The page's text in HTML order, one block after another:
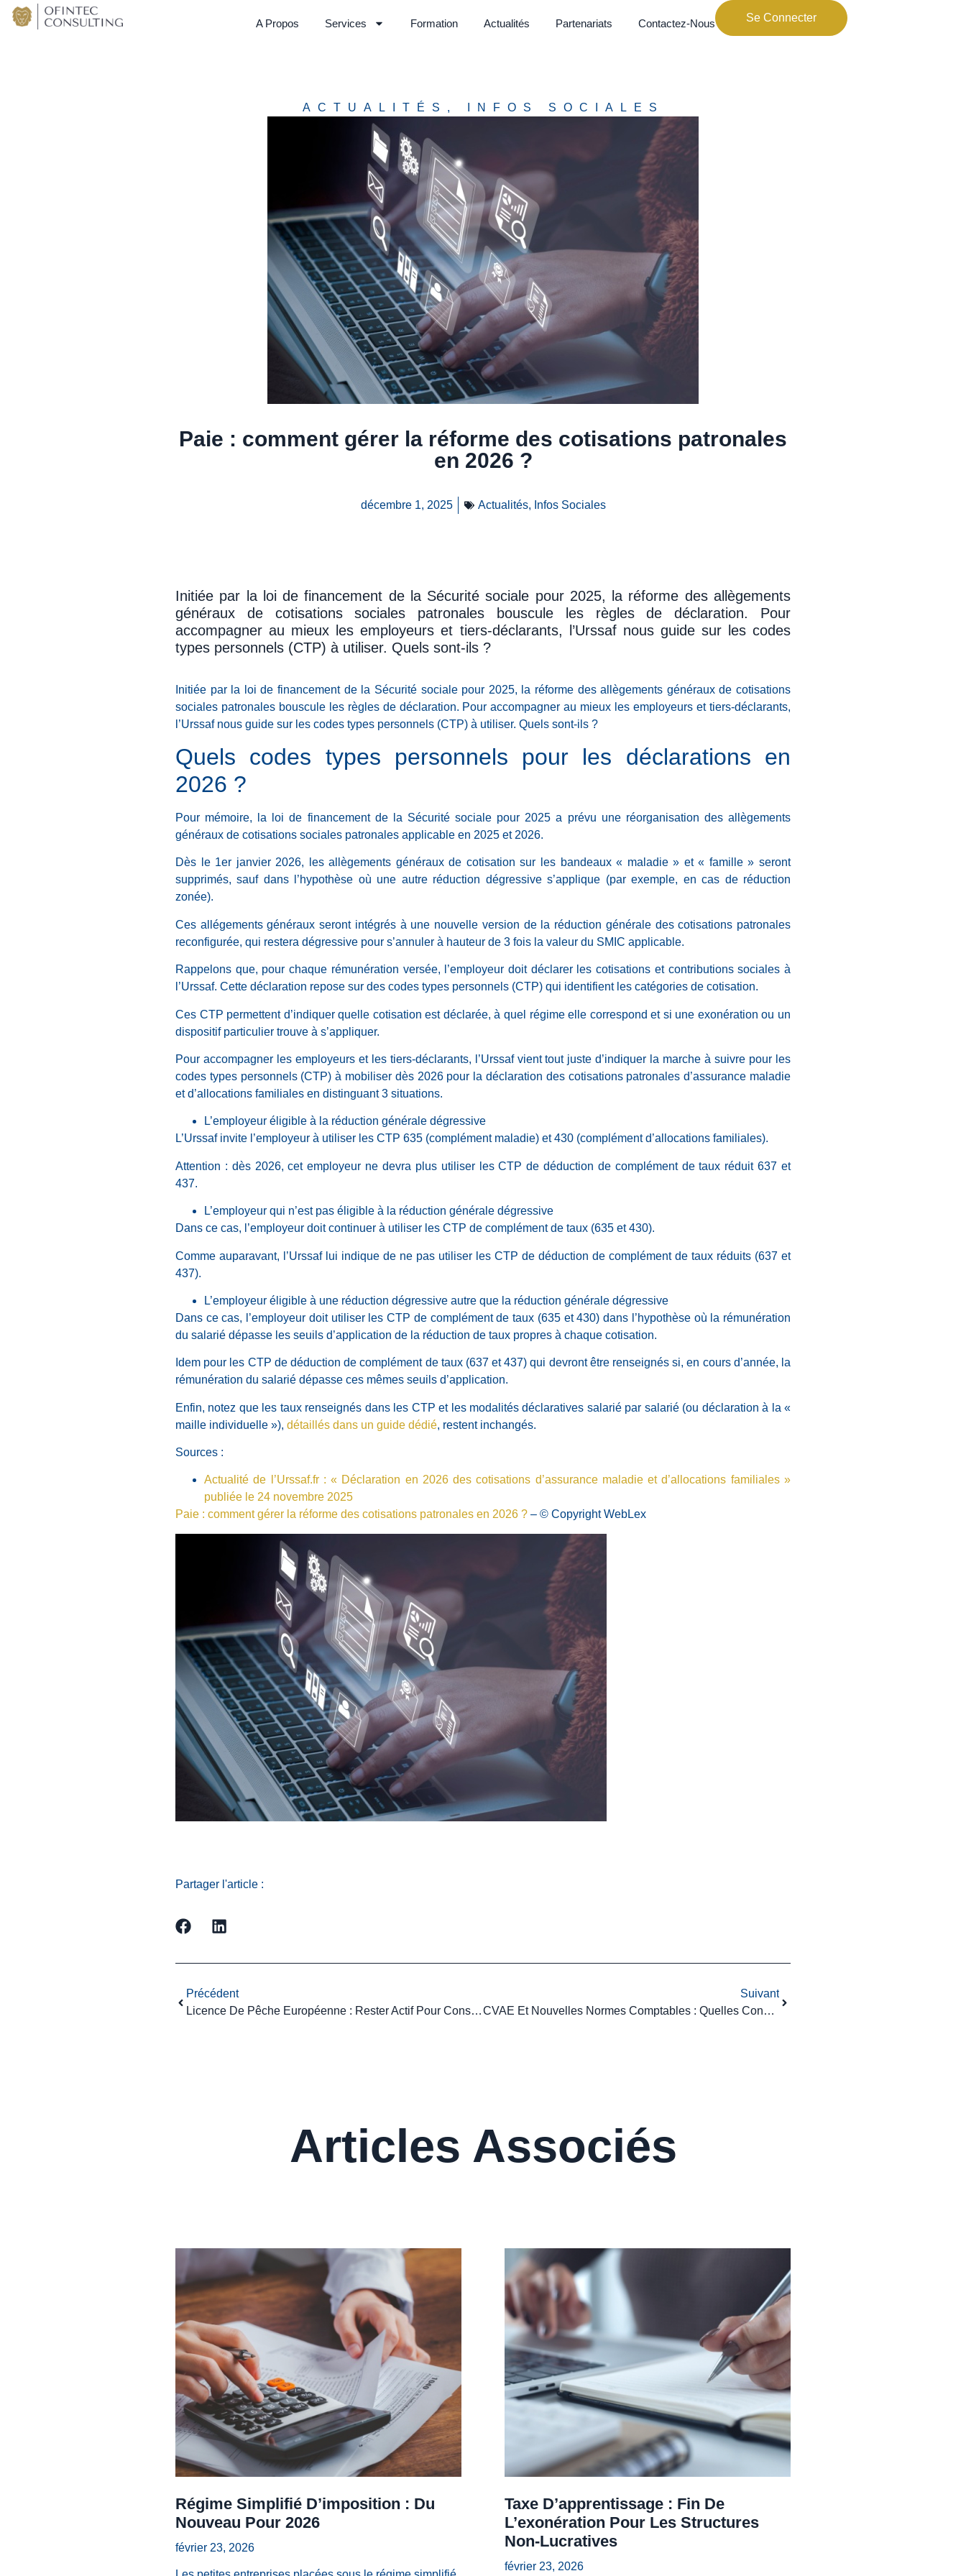
A Propos Services Formation Actualités Partenariats Contactez-Nous Se Connecter
ACTUALITÉS , INFOS SOCIALES
Paie : comment gérer la réforme des cotisations patronales
en 2026 ?
décembre 1, 2025 Actualités, Infos Sociales
Initiée par la loi de financement de la Sécurité sociale pour 2025, la réforme des allègements
généraux de cotisations sociales patronales bouscule les règles de déclaration. Pour
accompagner au mieux les employeurs et tiers-déclarants, l’Urssaf nous guide sur les codes
types personnels (CTP) à utiliser. Quels sont-ils ?
Initiée par la loi de financement de la Sécurité sociale pour 2025, la réforme des allègements généraux de cotisations
sociales patronales bouscule les règles de déclaration. Pour accompagner au mieux les employeurs et tiers-déclarants,
l’Urssaf nous guide sur les codes types personnels (CTP) à utiliser. Quels sont-ils ?
Quels codes types personnels pour les déclarations en
2026 ?
Pour mémoire, la loi de financement de la Sécurité sociale pour 2025 a prévu une réorganisation des allègements
généraux de cotisations sociales patronales applicable en 2025 et 2026.
Dès le 1er janvier 2026, les allègements généraux de cotisation sur les bandeaux « maladie » et « famille » seront
supprimés, sauf dans l’hypothèse où une autre réduction dégressive s’applique (par exemple, en cas de réduction
zonée).
Ces allégements généraux seront intégrés à une nouvelle version de la réduction générale des cotisations patronales
reconfigurée, qui restera dégressive pour s’annuler à hauteur de 3 fois la valeur du SMIC applicable.
Rappelons que, pour chaque rémunération versée, l’employeur doit déclarer les cotisations et contributions sociales à
l’Urssaf. Cette déclaration repose sur des codes types personnels (CTP) qui identifient les catégories de cotisation.
Ces CTP permettent d’indiquer quelle cotisation est déclarée, à quel régime elle correspond et si une exonération ou un
dispositif particulier trouve à s’appliquer.
Pour accompagner les employeurs et les tiers-déclarants, l’Urssaf vient tout juste d’indiquer la marche à suivre pour les
codes types personnels (CTP) à mobiliser dès 2026 pour la déclaration des cotisations patronales d’assurance maladie
et d’allocations familiales en distinguant 3 situations.
L’employeur éligible à la réduction générale dégressive
L’Urssaf invite l’employeur à utiliser les CTP 635 (complément maladie) et 430 (complément d’allocations familiales).
Attention : dès 2026, cet employeur ne devra plus utiliser les CTP de déduction de complément de taux réduit 637 et
437.
L’employeur qui n’est pas éligible à la réduction générale dégressive
Dans ce cas, l’employeur doit continuer à utiliser les CTP de complément de taux (635 et 430).
Comme auparavant, l’Urssaf lui indique de ne pas utiliser les CTP de déduction de complément de taux réduits (637 et
437).
L’employeur éligible à une réduction dégressive autre que la réduction générale dégressive
Dans ce cas, l’employeur doit utiliser les CTP de complément de taux (635 et 430) dans l’hypothèse où la rémunération
du salarié dépasse les seuils d’application de la réduction de taux propres à chaque cotisation.
Idem pour les CTP de déduction de complément de taux (637 et 437) qui devront être renseignés si, en cours d’année, la
rémunération du salarié dépasse ces mêmes seuils d’application.
Enfin, notez que les taux renseignés dans les CTP et les modalités déclaratives salarié par salarié (ou déclaration à la «
maille individuelle »), détaillés dans un guide dédié, restent inchangés.
Sources :
Actualité de l’Urssaf.fr : « Déclaration en 2026 des cotisations d’assurance maladie et d’allocations familiales »
publiée le 24 novembre 2025
Paie : comment gérer la réforme des cotisations patronales en 2026 ? – © Copyright WebLex
Partager l'article :
Précédent
Licence De Pêche Européenne : Rester Actif Pour Conserver Ses Droits
Suivant
CVAE Et Nouvelles Normes Comptables : Quelles Conséquences ?
Articles Associés
Régime Simplifié D’imposition : Du
Nouveau Pour 2026
février 23, 2026
Taxe D’apprentissage : Fin De
L’exonération Pour Les Structures
Non-Lucratives
février 23, 2026